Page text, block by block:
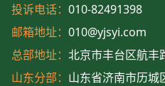
投诉电话： 010-82491398
邮箱地址： 010@yjsyi.com
总部地址： 北京市丰台区航丰
山东分部： 山东省济南市历城